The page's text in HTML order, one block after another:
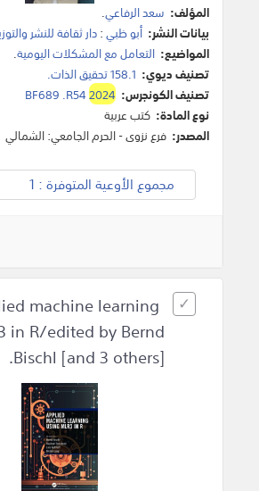
المؤلف: سعد الرفاعي.
بيانات النشر: أبو ظبي:دار ثقافة للنشر
المواضيع: التعامل مع المشكلات اليومية.
تصنيف ديوي: 158.1 تحقيق الذات.
تصنيف الكونجرس:
BF689 .R542024
نوع المادة: كتب عربية
المصدر: فرع نزوى - الحرم الجامعي: الشمالي
مجموع الأوعية المتوفرة : 1
machine learning
in R/edited by Bernd
Bischl [and 3 others].